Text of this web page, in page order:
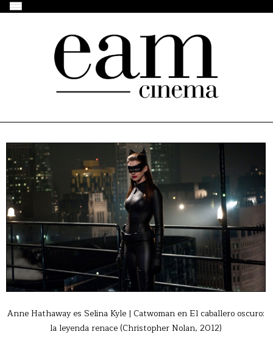
Anne Hathaway es Selina Kyle | Catwoman en El caballero oscuro:
la leyenda renace (Christopher Nolan, 2012)